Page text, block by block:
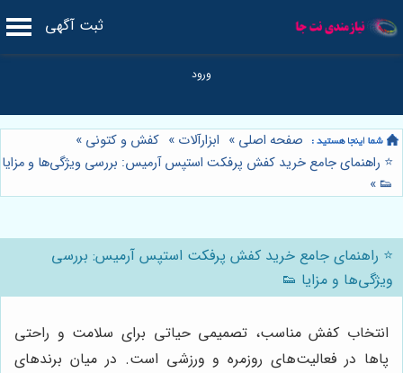
ثبت آگهی
صفحه اصلی » ابزارآلات » کفش و کتونی »
⭐️ راهنمای جامع خرید کفش پرفکت استپس آرمیس: بررسی ویژگی‌ها و مزایا
👟
»
⭐️ راهنمای جامع خرید کفش پرفکت استپس آرمیس: بررسی
ویژگی‌ها و مزایا 👟
انتخاب کفش مناسب، تصمیمی حیاتی برای سلامت و راحتی
پاها در فعالیت‌های روزمره و ورزشی است. در میان برندهای